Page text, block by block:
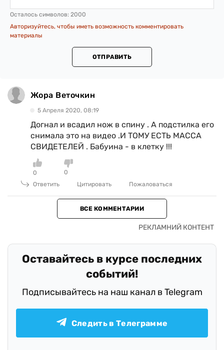
Осталось символов: 2000
Авторизуйтесь, чтобы иметь возможность комментировать
материалы
ОТПРАВИТЬ
Жора Веточкин
5 Апреля 2020, 08:19
Догнал и всадил нож в спину . А подстилка его
снимала это на видео .И ТОМУ ЕСТЬ МАССА
СВИДЕТЕЛЕЙ . Бабуина - в клетку !!!
0
0
Ответить
Цитировать Пожаловаться
ВСЕ КОММЕНТАРИИ
Оставайтесь в курсе последних
событий!
Подписывайтесь на наш канал в Telegram
Следить в Телеграмме